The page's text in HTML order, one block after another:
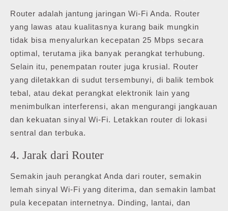
Router adalah jantung jaringan Wi-Fi Anda. Router
yang lawas atau kualitasnya kurang baik mungkin
tidak bisa menyalurkan kecepatan 25 Mbps secara
optimal, terutama jika banyak perangkat terhubung.
Selain itu, penempatan router juga krusial. Router
yang diletakkan di sudut tersembunyi, di balik tembok
tebal, atau dekat perangkat elektronik lain yang
menimbulkan interferensi, akan mengurangi jangkauan
dan kekuatan sinyal Wi-Fi. Letakkan router di lokasi
sentral dan terbuka.
4. Jarak dari Router
Semakin jauh perangkat Anda dari router, semakin
lemah sinyal Wi-Fi yang diterima, dan semakin lambat
pula kecepatan internetnya. Dinding, lantai, dan